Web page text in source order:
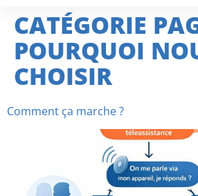
CATÉGORIE
POURQUOI
CHOISIR
Comment ça marche ?